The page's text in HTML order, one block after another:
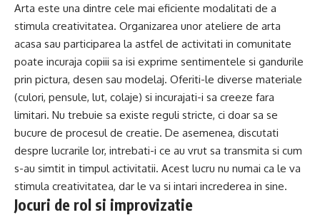
Arta este una dintre cele mai eficiente modalitati de a
stimula creativitatea. Organizarea unor ateliere de arta
acasa sau participarea la astfel de activitati in comunitate
poate incuraja copiii sa isi exprime sentimentele si gandurile
prin pictura, desen sau modelaj. Oferiti-le diverse materiale
(culori, pensule, lut, colaje) si incurajati-i sa creeze fara
limitari. Nu trebuie sa existe reguli stricte, ci doar sa se
bucure de procesul de creatie. De asemenea, discutati
despre lucrarile lor, intrebati-i ce au vrut sa transmita si cum
s-au simtit in timpul activitatii. Acest lucru nu numai ca le va
stimula creativitatea, dar le va si intari increderea in sine.
Jocuri de rol si improvizatie